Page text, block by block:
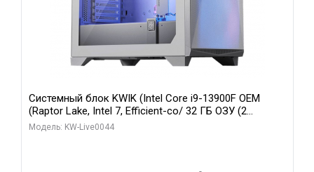
Системный блок KWIK (Intel Core i9-13900F OEM
(Raptor Lake, Intel 7, Efficient-co/ 32 ГБ ОЗУ (2
модуля)/ Gigabyte RTX5070Ti AERO OC 16GB GDDR7
Модель: KW-Live0044